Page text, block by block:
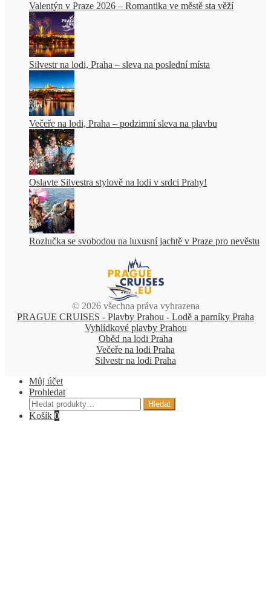
Valentýn v Praze 2026 – Romantika ve městě sta věží
Silvestr na lodi, Praha – sleva na poslední místa
Večeře na lodi, Praha – podzimní sleva na plavbu
Oslavte Silvestra stylově na lodi v srdci Prahy!
Rozlučka se svobodou na luxusní jachtě v Praze pro nevěstu
© 2026 všechna práva vyhrazena
PRAGUE CRUISES - Plavby Prahou - Lodě a parníky Praha
Vyhlídkové plavby Prahou
Oběd na lodi Praha
Večeře na lodi Praha
Silvestr na lodi Praha
Můj účet
Prohledat
Hledat:
Hledat
Košík 0